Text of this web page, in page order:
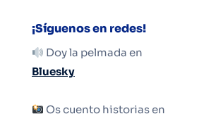
¡Síguenos en redes!
Doy la pelmada en
Bluesky
Os cuento historias en